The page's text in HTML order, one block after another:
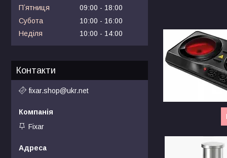
Пʼятниця
09:00
18:00
Субота
10:00
16:00
Неділя
10:00 14:00
Контакти
fixar.shop@ukr.net
Fixar